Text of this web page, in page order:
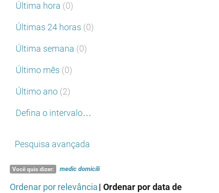
Última hora (0)
Últimas 24 horas (0)
Última semana (0)
Último mês (0)
Último ano (2)
Defina o intervalo…
Pesquisa avançada
Você quis dizer: medic domicili
Ordenar por relevância| Ordenar por data de